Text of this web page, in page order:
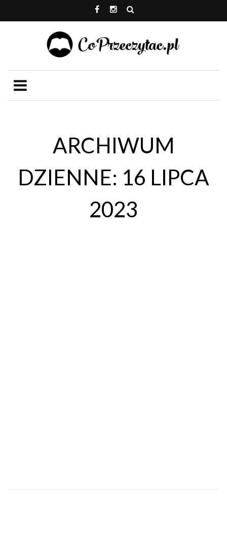
ARCHIWUM
DZIENNE: 16 LIPCA
2023